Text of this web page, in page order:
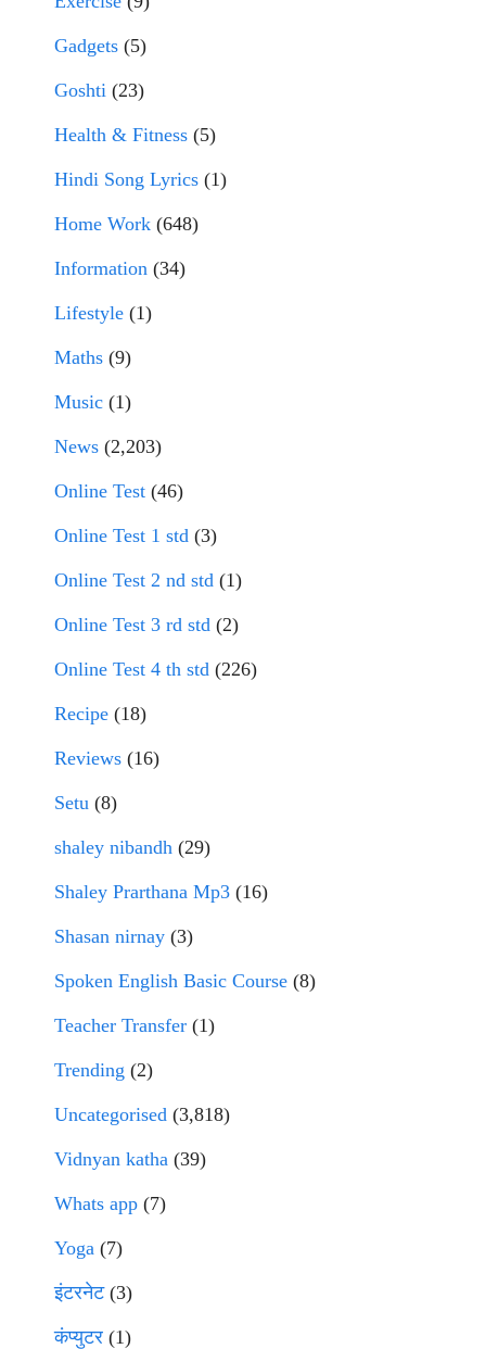
Gadgets (5)
Goshti (23)
Health & Fitness (5)
Hindi Song Lyrics (1)
Home Work (648)
Information (34)
Lifestyle (1)
Maths (9)
Music (1)
News (2,203)
Online Test (46)
Online Test 1 std (3)
Online Test 2 nd std (1)
Online Test 3 rd std (2)
Online Test 4 th std (226)
Recipe (18)
Reviews (16)
Setu (8)
shaley nibandh (29)
Shaley Prarthana Mp3 (16)
Shasan nirnay (3)
Spoken English Basic Course (8)
Teacher Transfer (1)
Trending (2)
Uncategorised (3,818)
Vidnyan katha (39)
Whats app (7)
Yoga (7)
इंटरनेट(3)
कंप्युटर (1)